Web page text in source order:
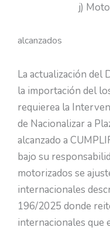
j)
alcanzados
La actualización del
la importación del
requierea la
de Nacionalizar a
alcanzado a
bajo su
motorizados se
internacionales
196/2025 donde
internacionales que